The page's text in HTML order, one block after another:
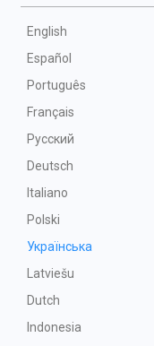
English
Español
Português
Français
Русский
Deutsch
Italiano
Polski
Українська
Latviešu
Dutch
Indonesia